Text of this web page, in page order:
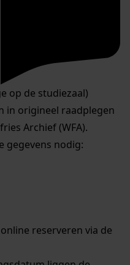
op de studiezaal)
in origineel raadplegen
Archief (WFA).
gegevens nodig:
online reserveren via de